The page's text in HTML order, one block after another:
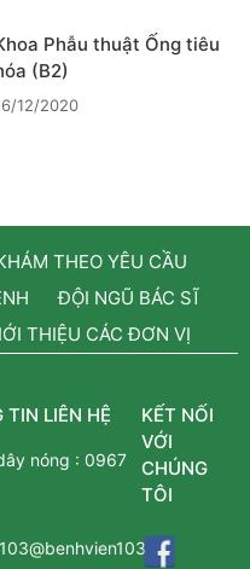
Phẫu thuật Ống tiêu
(B2)
12/2020
THEO YÊU CẦU
ĐỘI NGŨ BÁC SĨ
THIỆU CÁC ĐƠN VỊ
TIN LIÊN HỆ
nóng :0967
KẾT NỐI
VỚI
CHÚNG
TÔI